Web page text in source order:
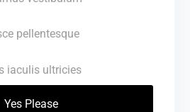
pellentesque
iaculis ultricies
Yes Please